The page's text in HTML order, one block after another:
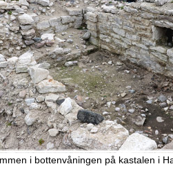
i bottenvåningen på kastalen i